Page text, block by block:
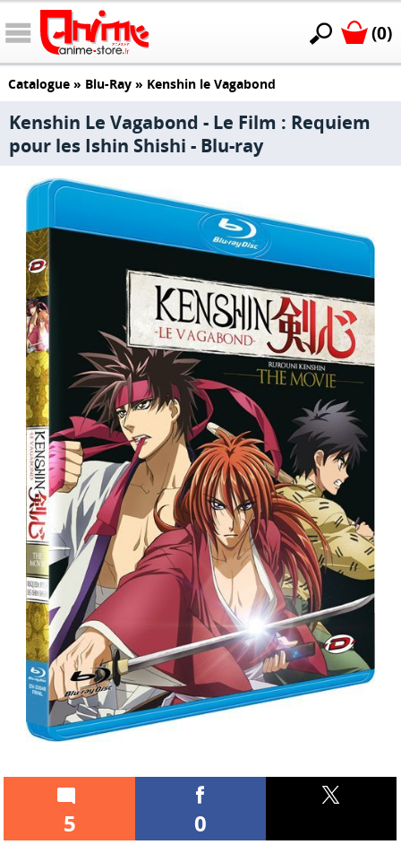
(0)
Catalogue» Blu-Ray» Kenshin le Vagabond
Kenshin Le Vagabond - Le Film : Requiem
pour les Ishin Shishi - Blu-ray
5
0